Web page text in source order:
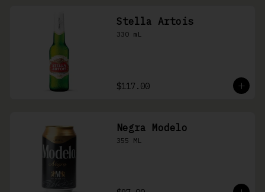
Stella Artois
330 mL
$117.00
Negra Modelo
355 ML